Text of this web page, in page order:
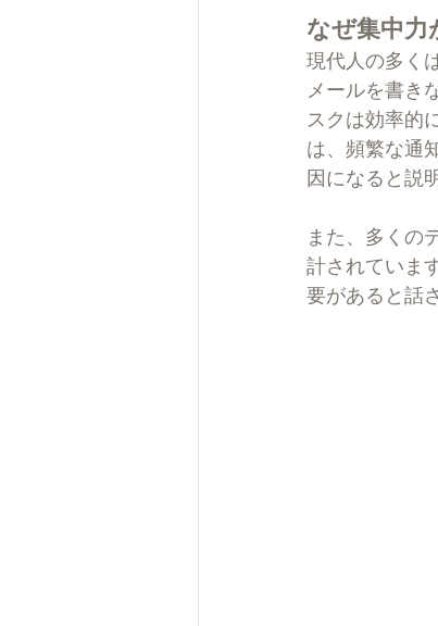
なぜ集中
現代人の多く
メールを書き
スクは効率的
は、頻繁な通
因になると説
また、多くの
計されていま
要があると話